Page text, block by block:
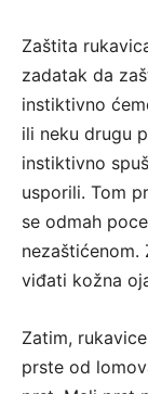
Zaštita
zadatak da
instiktivno
ili neku drugu
instiktivno
usporili. Tom
se odmah
viđati kožna
Zatim,
prste od